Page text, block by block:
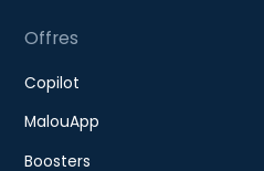
Offres
Copilot
MalouApp
Boosters